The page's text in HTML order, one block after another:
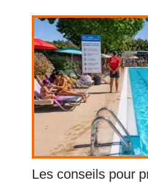
Les conseils pour